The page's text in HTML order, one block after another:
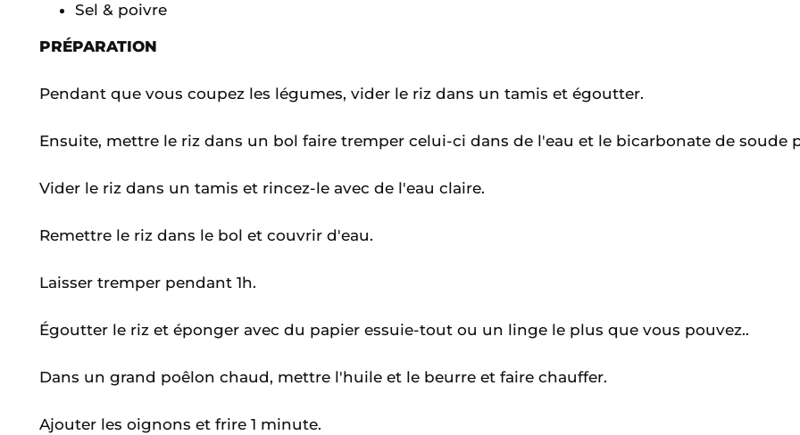
Sel & poivre
PRÉPARATION
Pendant que vous coupez les légumes, vider le riz dans un tamis et égoutter.
Ensuite, mettre le riz dans un bol faire tremper celui-ci dans de l'eau et le bicarbonate de soude
Vider le riz dans un tamis et rincez-le avec de l'eau claire.
Remettre le riz dans le bol et couvrir d'eau.
Laisser tremper pendant 1h.
Égoutter le riz et éponger avec du papier essuie-tout ou un linge le plus que vous pouvez..
Dans un grand poêlon chaud, mettre l'huile et le beurre et faire chauffer.
Ajouter les oignons et frire 1 minute.